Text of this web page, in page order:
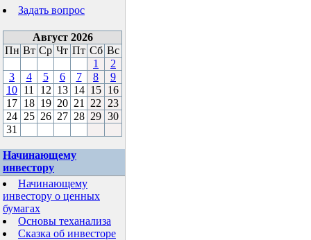
Задать вопрос
Август 2026
Пн Вт Ср Чт Пт Сб Вс
1
2
3
4 5 6 7 8
9
10 11 12 13 14 15 16
17 18 19 20 21 22
23
24 25 26 27 28 29 30
31
Начинающему
инвестору
Начинающему
инвестору о ценных
бумагах
Основы теханализа
Сказка об инвесторе